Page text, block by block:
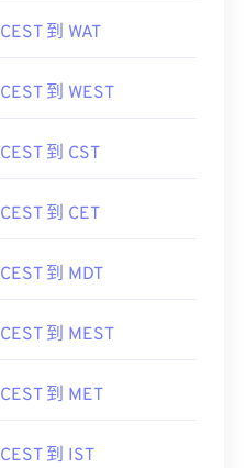
CEST 到 WAT
CEST 到 WEST
CEST 到 CST
CEST 到 CET
CEST 到 MDT
CEST 到 MEST
CEST 到 MET
CEST 到 IST